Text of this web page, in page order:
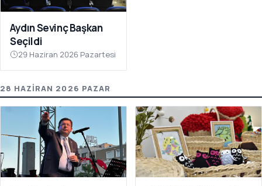
Aydın Sevinç Başkan
Seçildi
29 Haziran 2026 Pazartesi
28 HAZIRAN 2026 PAZAR